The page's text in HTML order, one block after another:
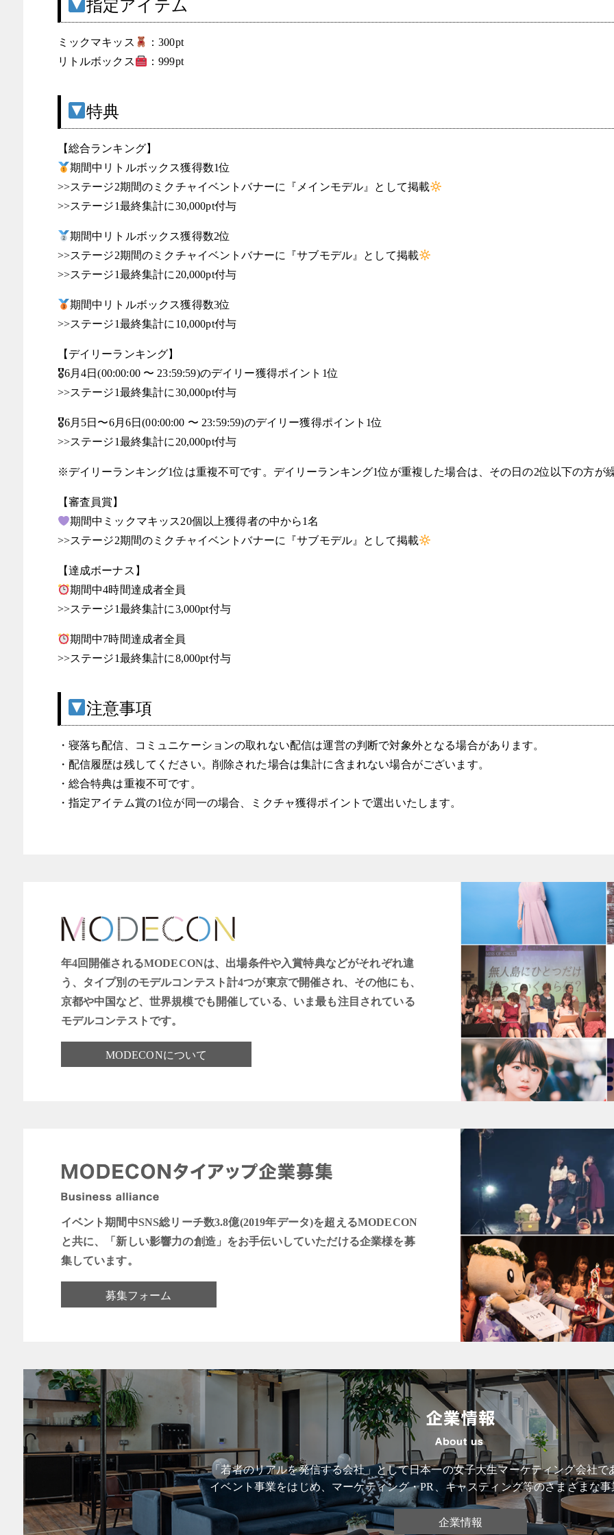
指定アイテム
ミックマキッス
：300pt
リトルボックス
：999pt
特典
【総合ランキング】
期間中リトルボックス獲得数1位
>>ステージ2期間のミクチャイベントバナーに『メインモデル』として掲載
>>ステージ1最終集計に30,000pt付与
期間中リトルボックス獲得数2位
>>ステージ2期間のミクチャイベントバナーに『サブモデル』として掲載
>>ステージ1最終集計に20,000pt付与
期間中リトルボックス獲得数3位
>>ステージ1最終集計に10,000pt付与
【デイリーランキング】
🎖6月4日(00:00:00 〜 23:59:59)のデイリー獲得ポイント1位
>>ステージ1最終集計に30,000pt付与
🎖6月5日〜6月6日(00:00:00 〜 23:59:59)のデイリー獲得ポイント1位
>>ステージ1最終集計に20,000pt付与
※デイリーランキング1位は重複不可です。デイリーランキング1位が重複した場合は、その日の2位以下の方が
【審査員賞】
期間中ミックマキッス20個以上獲得者の中から1名
>>ステージ2期間のミクチャイベントバナーに『サブモデル』として掲載
【達成ボーナス】
期間中4時間達成者全員
>>ステージ1最終集計に3,000pt付与
期間中7時間達成者全員
>>ステージ1最終集計に8,000pt付与
注意事項
・寝落ち配信、コミュニケーションの取れない配信は運営の判断で対象外となる場合があります。
・配信履歴は残してください。削除された場合は集計に含まれない場合がございます。
・総合特典は重複不可です。
・指定アイテム賞の1位が同一の場合、ミクチャ獲得ポイントで選出いたします。
年4回開催されるMODECONは、出場条件や入賞特典などがそれぞれ違
う、タイプ別のモデルコンテスト計4つが東京で開催され、その他にも、
京都や中国など、世界規模でも開催している、いま最も注目されている
モデルコンテストです。
MODECONについて
イベント期間中SNS総リーチ数3.8億(2019年データ)を超えるMODECON
と共に、「新しい影響力の創造」をお手伝いしていただける企業様を募
集しています。
募集フォーム
「若者のリアルを発信する会社」として日本一の女子大生マーケティング会社で
イベント事業をはじめ、マーケティング・PR、キャスティング等のさまざまな
企業情報